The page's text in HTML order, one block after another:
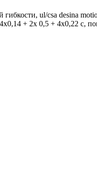
ul/csa desina
+ 2x 0,5 + 4x0,22 c,